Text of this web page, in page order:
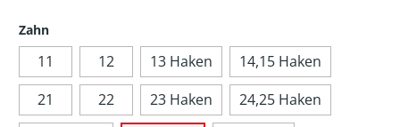
Zahn
11 12 13 Haken
14,15 Haken
21
22 23 Haken
24,25 Haken